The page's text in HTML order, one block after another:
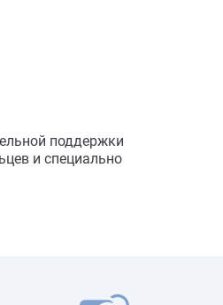
поддержки
и специально